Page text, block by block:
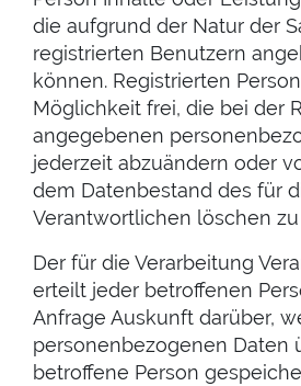
die aufgrund der Natur der
registrierten Benutzern
können. Registrierten
Möglichkeit frei, die bei der
angegebenen
jederzeit abzuändern oder
dem Datenbestand des für
Verantwortlichen löschen zu
Der für die Verarbeitung
erteilt jeder betroffenen
Anfrage Auskunft darüber,
personenbezogenen Daten
betroffene Person